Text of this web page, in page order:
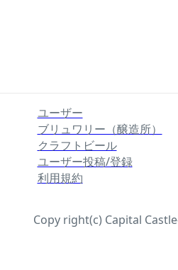
ユーザー
ブリュワリー（醸造所）
クラフトビール
ユーザー投稿/登録
利用規約
Copy right(c) Capital